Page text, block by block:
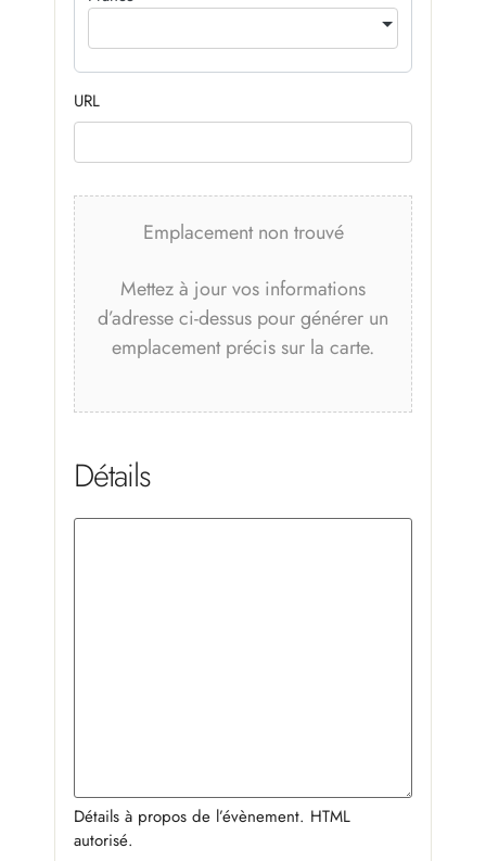
URL
Emplacement non trouvé
Mettez à jour vos informations
d’adresse ci-dessus pour générer un
emplacement précis sur la carte.
Détails
Détails à propos de l’évènement. HTML
autorisé.